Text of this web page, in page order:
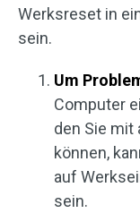
Werksreset in
sein.
Um
Computer
den Sie mit
können,
auf
sein.